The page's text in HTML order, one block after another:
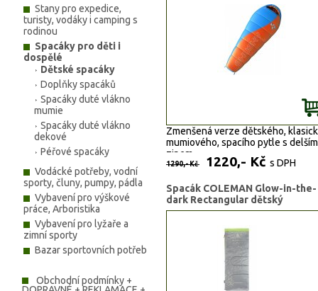
Stany pro expedice,
turisty, vodáky i camping s
rodinou
Spacáky pro děti i
dospělé
Dětské spacáky
Doplňky spacáků
Spacáky duté vlákno
mumie
Spacáky duté vlákno
dekové
Péřové spacáky
Vodácké potřeby, vodní
sporty, čluny, pumpy, pádla
Vybavení pro výškové
práce, Arboristika
Vybavení pro lyžaře a
zimní sporty
Bazar sportovních potřeb
Obchodní podmínky +
Zmenšená verze dětského,
mumiového, spacího pytle s delším
zipem.
1290,- Kč 1220,- Kč s DPH
Spacák COLEMAN Glow-in-the-
dark Rectangular dětský